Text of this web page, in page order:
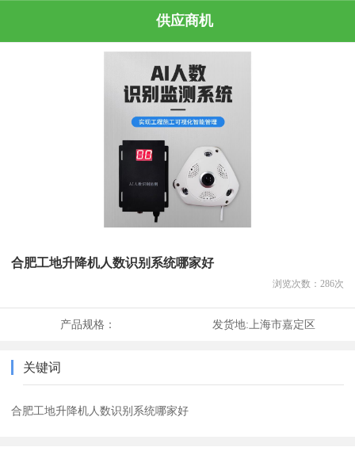
供应商机
合肥工地升降机人数识别系统哪家好
浏览次数： 286次
产品规格： 发货地:上海市嘉定区
关键词
合肥工地升降机人数识别系统哪家好